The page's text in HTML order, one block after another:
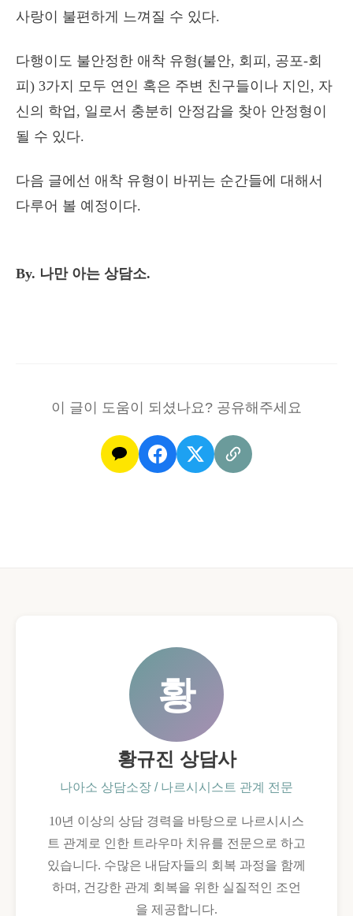
사랑이 불편하게 느껴질 수 있다.
다행이도 불안정한 애착 유형(불안, 회피, 공포-회
피) 3가지 모두 연인 혹은 주변 친구들이나 지인, 자
신의 학업, 일로서 충분히 안정감을 찾아 안정형이
될 수 있다.
다음 글에선 애착 유형이 바뀌는 순간들에 대해서
다루어 볼 예정이다.
By. 나만 아는 상담소.
이 글이 도움이 되셨나요? 공유해주세요
황
황규진 상담사
나아소 상담소장 / 나르시시스트 관계 전문
10년 이상의 상담 경력을 바탕으로 나르시시스
트 관계로 인한 트라우마 치유를 전문으로 하고
있습니다. 수많은 내담자들의 회복 과정을 함께
하며, 건강한 관계 회복을 위한 실질적인 조언
을 제공합니다.